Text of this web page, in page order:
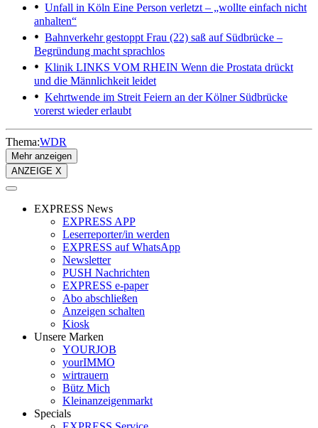
Unfall in Köln Eine Person verletzt – „wollte einfach nicht
anhalten“
Bahnverkehr gestoppt Frau (22) saß auf Südbrücke –
Begründung macht sprachlos
Klinik LINKS VOM RHEIN Wenn die Prostata drückt
und die Männlichkeit leidet
Kehrtwende im Streit Feiern an der Kölner Südbrücke
vorerst wieder erlaubt
Thema:WDR
Mehr anzeigen
ANZEIGE X
EXPRESS News
EXPRESS APP
Leserreporter/in werden
EXPRESS auf WhatsApp
Newsletter
PUSH Nachrichten
EXPRESS e-paper
Abo abschließen
Anzeigen schalten
Kiosk
Unsere Marken
YOURJOB
yourIMMO
wirtrauern
Bütz Mich
Kleinanzeigenmarkt
Specials